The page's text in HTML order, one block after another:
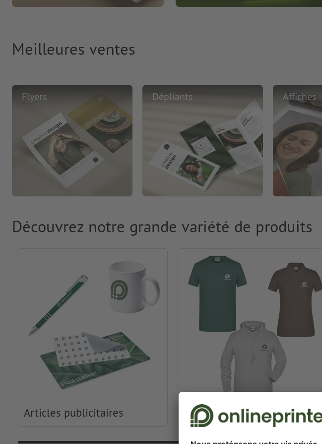
Meilleures ventes
Flyers Dépliants Affiches
Découvrez notre grande variété de produits
Articles publicitaires Habillement & Textiles